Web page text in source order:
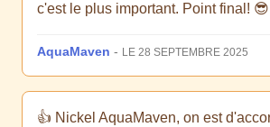
c'est le plus important. Point final! 😎
AquaMaven - LE 28 SEPTEMBRE 2025
👍 Nickel AquaMaven, on est